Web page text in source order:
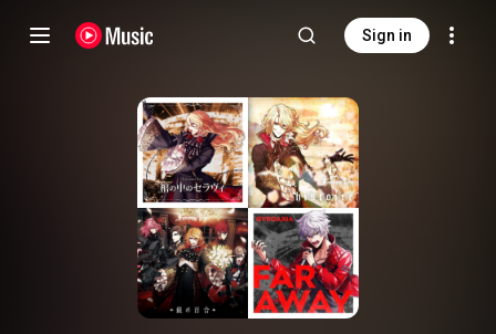
Sign in